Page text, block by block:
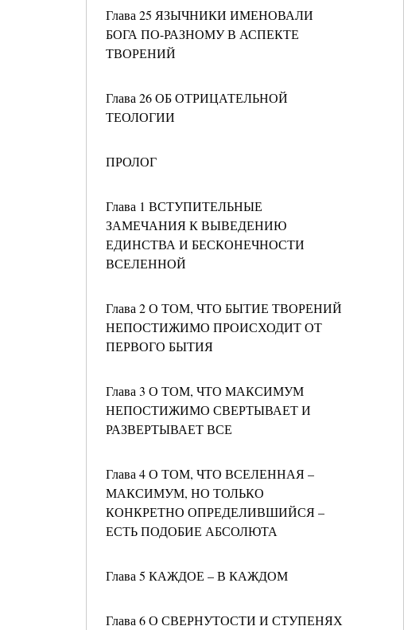
Глава 25 ЯЗЫЧНИКИ ИМЕНОВАЛИ
БОГА ПО-РАЗНОМУ В АСПЕКТЕ
ТВОРЕНИЙ
Глава 26 ОБ ОТРИЦАТЕЛЬНОЙ
ТЕОЛОГИИ
ПРОЛОГ
Глава 1 ВСТУПИТЕЛЬНЫЕ
ЗАМЕЧАНИЯ К ВЫВЕДЕНИЮ
ЕДИНСТВА И БЕСКОНЕЧНОСТИ
ВСЕЛЕННОЙ
Глава 2 О ТОМ, ЧТО БЫТИЕ ТВОРЕНИЙ
НЕПОСТИЖИМО ПРОИСХОДИТ ОТ
ПЕРВОГО БЫТИЯ
Глава 3 О ТОМ, ЧТО МАКСИМУМ
НЕПОСТИЖИМО СВЕРТЫВАЕТ И
РАЗВЕРТЫВАЕТ ВСЕ
Глава 4 О ТОМ, ЧТО ВСЕЛЕННАЯ –
МАКСИМУМ, НО ТОЛЬКО
КОНКРЕТНО ОПРЕДЕЛИВШИЙСЯ –
ЕСТЬ ПОДОБИЕ АБСОЛЮТА
Глава 5 КАЖДОЕ – В КАЖДОМ
Глава 6 О СВЕРНУТОСТИ И СТУПЕНЯХ